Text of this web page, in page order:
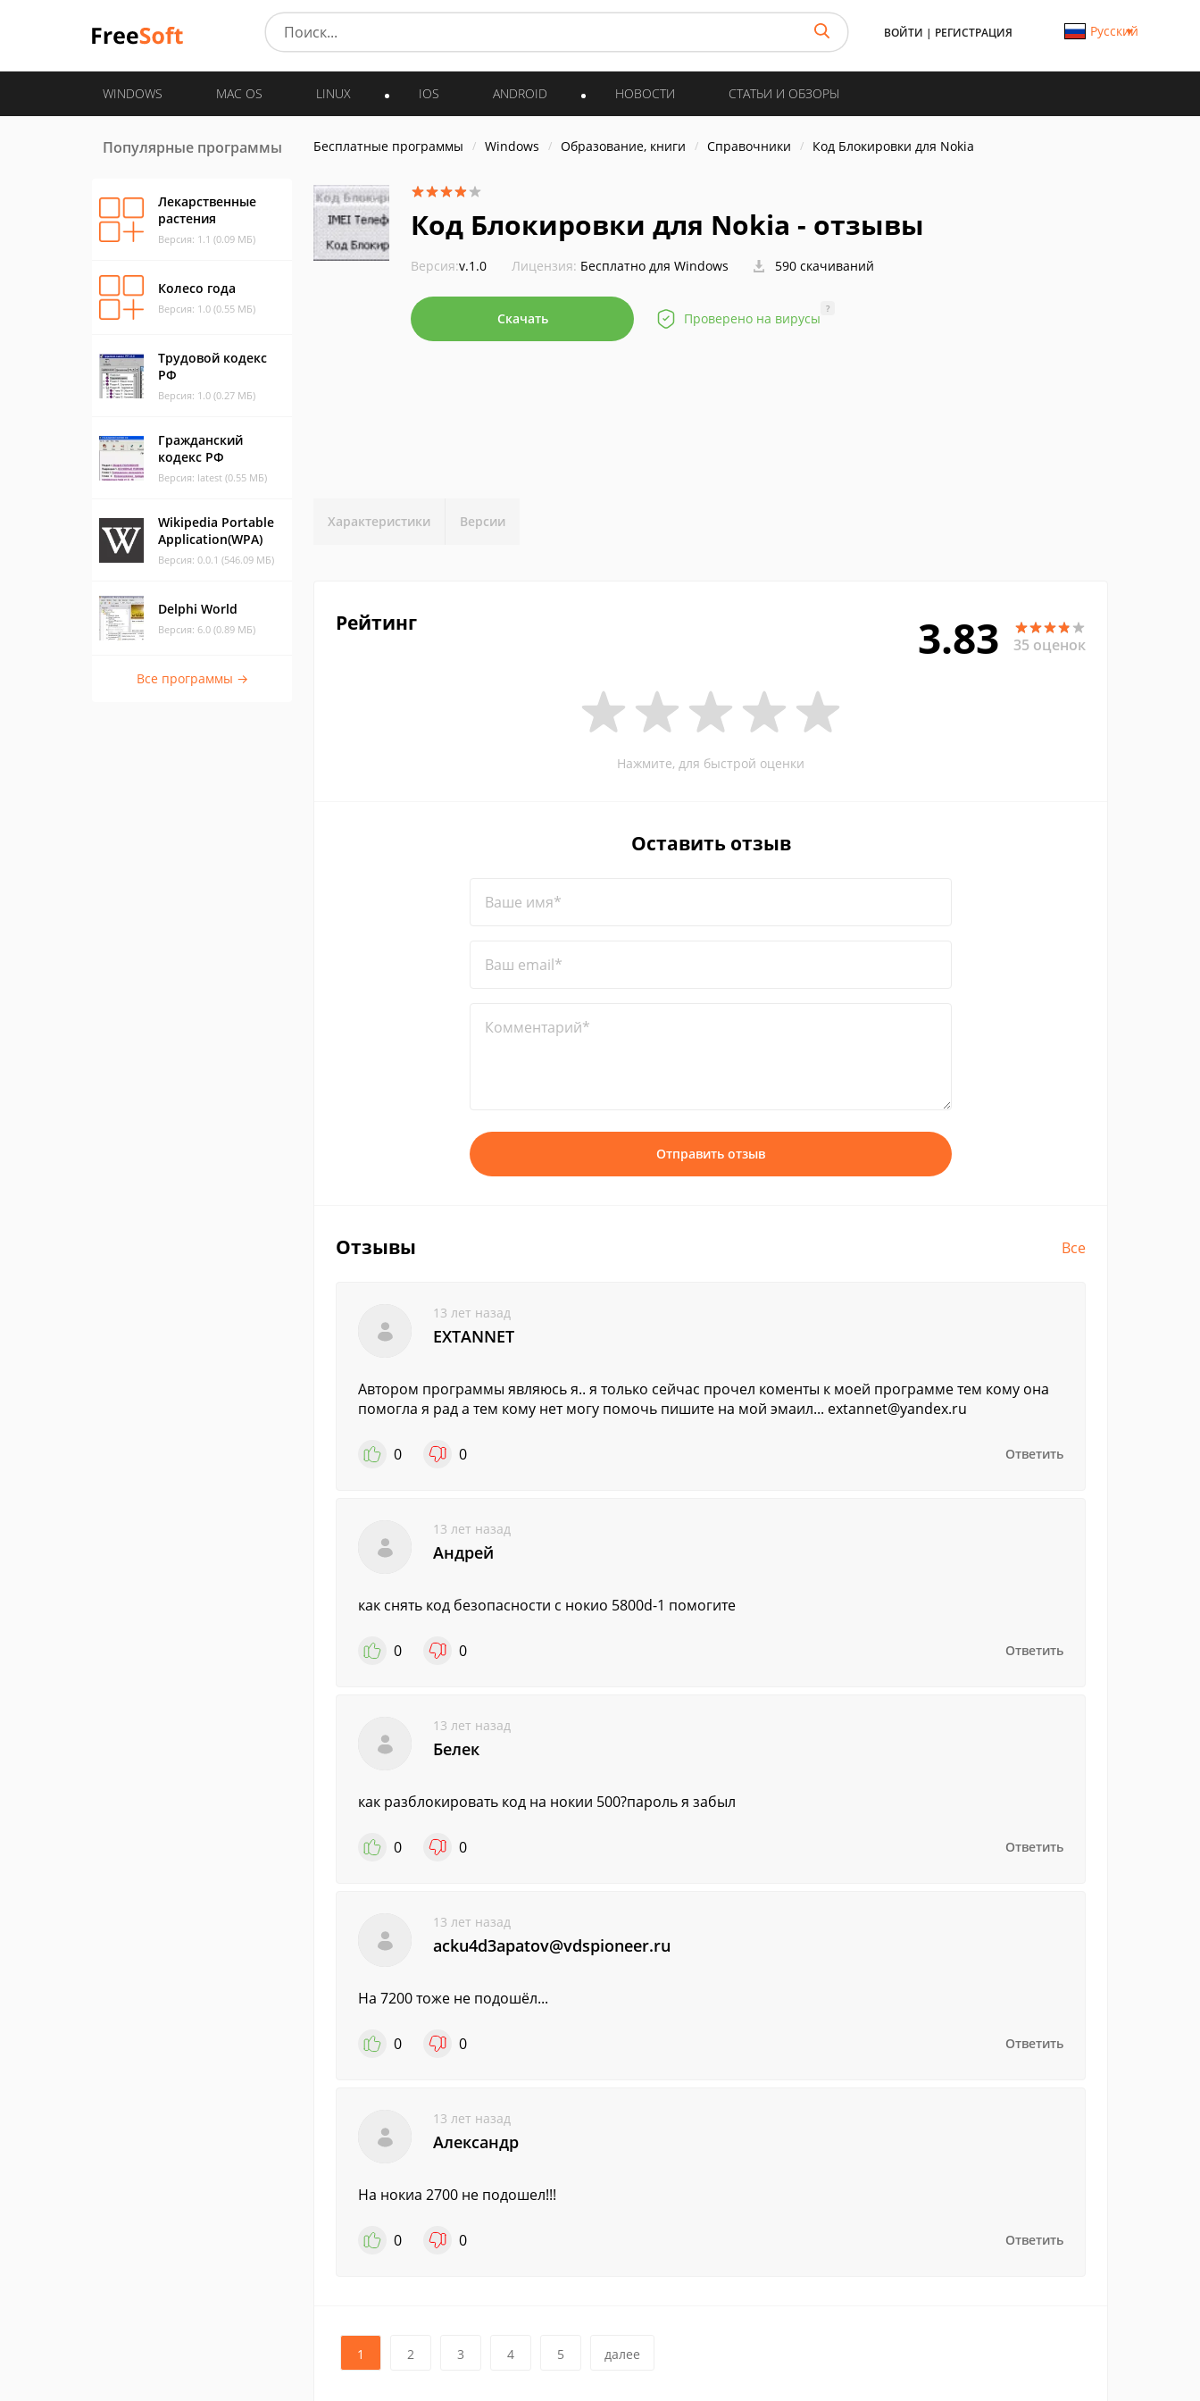
ВОЙТИ | РЕГИСТРАЦИЯ Русский
WINDOWS MAC OS LINUX IOS ANDROID НОВОСТИ СТАТЬИ И ОБЗОРЫ
Популярные программы
Лекарственные
растения
Версия: 1.1 (0.09 МБ)
Колесо года
Версия: 1.0 (0.55 МБ)
Трудовой кодекс
РФ
Версия: 1.0 (0.27 МБ)
Гражданский
кодекс РФ
Версия: latest (0.55 МБ)
Wikipedia Portable
Application(WPA)
Версия: 0.0.1 (546.09 МБ)
Delphi World
Версия: 6.0 (0.89 МБ)
Все программы →
Бесплатные программы Windows Образование, книги Справочники Код Блокировки для Nokia
Код Блокировки для Nokia - отзывы
Версия:v.1.0 Лицензия: Бесплатно для Windows 590 скачиваний
Скачать Проверено на вирусы
?
Характеристики Версии
Рейтинг 3.83 35 оценок
Нажмите, для быстрой оценки
Оставить отзыв
Ваше имя*
Ваш email*
Комментарий*
Отправить отзыв
Отзывы Все
13 лет назад
EXTANNET
Автором программы являюсь я.. я только сейчас прочел коменты к моей программе тем кому она
помогла я рад а тем кому нет могу помочь пишите на мой эмаил... extannet@yandex.ru
0 0 Ответить
13 лет назад
Андрей
как снять код безопасности с нокио 5800d-1 помогите
0 0 Ответить
13 лет назад
Белек
как разблокировать код на нокии 500?пароль я забыл
0 0 Ответить
13 лет назад
acku4d3apatov@vdspioneer.ru
На 7200 тоже не подошёл...
0 0 Ответить
13 лет назад
Александр
На нокиа 2700 не подошел!!!
0 0 Ответить
1 2 3 4 5 далее